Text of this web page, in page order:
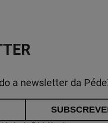
a newsletter da